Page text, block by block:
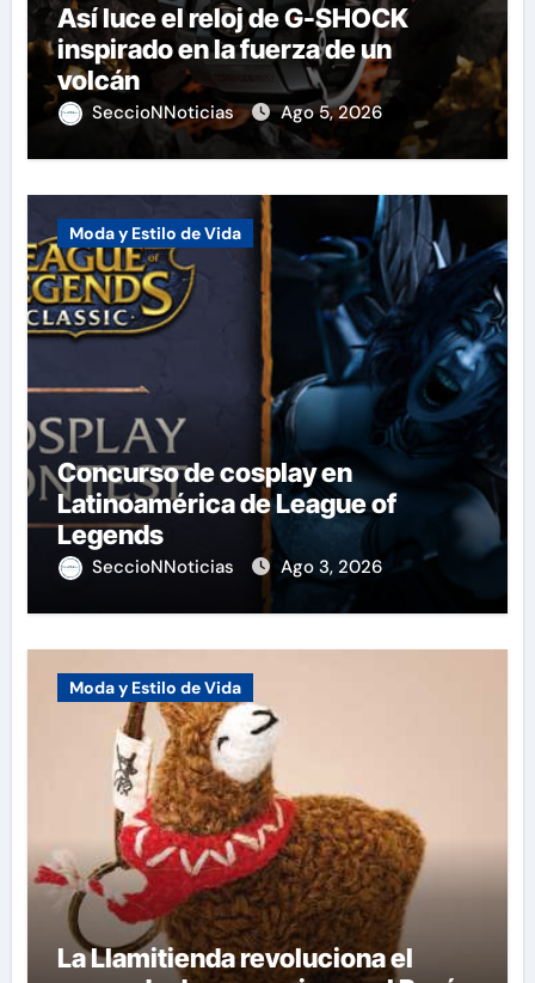
Así luce el reloj de G-SHOCK
inspirado en la fuerza de un
volcán
SeccioNNoticias Ago 5, 2026
Moda y Estilo de Vida
Concurso de cosplay en
Latinoamérica de League of
Legends
SeccioNNoticias Ago 3, 2026
Moda y Estilo de Vida
La Llamitienda revoluciona el